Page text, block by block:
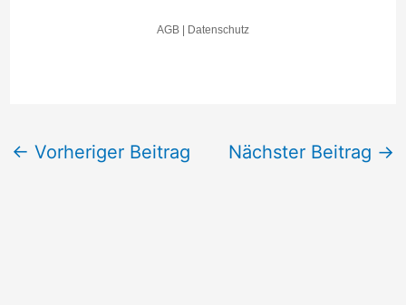
← Vorheriger Beitrag Nächster Beitrag →